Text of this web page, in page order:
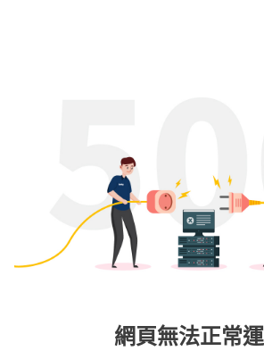
網頁無法正常